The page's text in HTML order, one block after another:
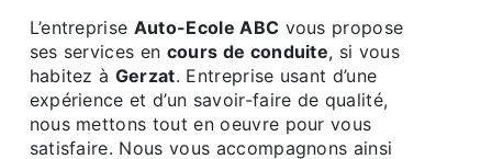
L’entreprise Auto-Ecole ABC vous propose
ses services en cours de conduite, si vous
habitez à Gerzat. Entreprise usant d’une
expérience et d’un savoir-faire de qualité,
nous mettons tout en oeuvre pour vous
satisfaire. Nous vous accompagnons ainsi